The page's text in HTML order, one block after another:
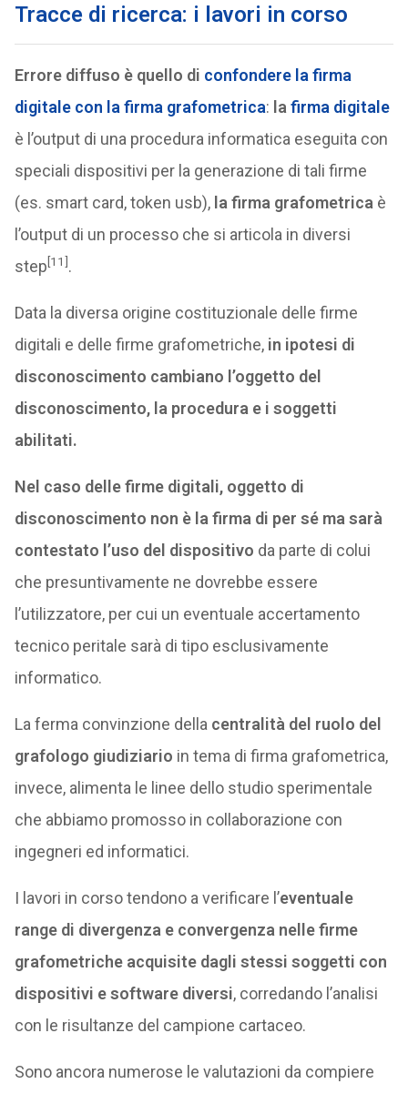
Tracce di ricerca: i lavori in corso
Errore diffuso è quello di confondere la firma
digitale con la firma grafometrica: la firma digitale
è l’output di una procedura informatica eseguita con
speciali dispositivi per la generazione di tali firme
(es. smart card, token usb), la firma grafometrica è
l’output di un processo che si articola in diversi
step[11].
Data la diversa origine costituzionale delle firme
digitali e delle firme grafometriche, in ipotesi di
disconoscimento cambiano l’oggetto del
disconoscimento, la procedura e i soggetti
abilitati.
Nel caso delle firme digitali, oggetto di
disconoscimento non è la firma di per sé ma sarà
contestato l’uso del dispositivo da parte di colui
che presuntivamente ne dovrebbe essere
l’utilizzatore, per cui un eventuale accertamento
tecnico peritale sarà di tipo esclusivamente
informatico.
La ferma convinzione della centralità del ruolo del
grafologo giudiziario in tema di firma grafometrica,
invece, alimenta le linee dello studio sperimentale
che abbiamo promosso in collaborazione con
ingegneri ed informatici.
I lavori in corso tendono a verificare l’eventuale
range di divergenza e convergenza nelle firme
grafometriche acquisite dagli stessi soggetti con
dispositivi e software diversi, corredando l’analisi
con le risultanze del campione cartaceo.
Sono ancora numerose le valutazioni da compiere